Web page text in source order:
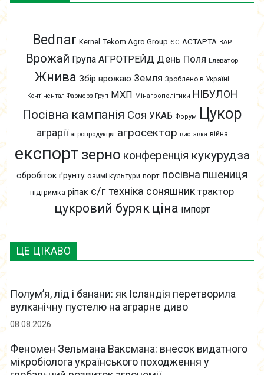
ЦЕ ЦІКАВО
Полум’я, лід і банани: як Ісландія перетворила
вулканічну пустелю на аграрне диво
08.08.2026
Феномен Зельмана Ваксмана: внесок видатного
мікробіолога українського походження у
Bednar Kernel Tekom Agro Group ЄС АСТАРТА ВАР
Врожай Група АГРОТРЕЙД День Поля Елеватор
Жнива Збір врожаю Земля Зроблено в Україні
Контінентал Фармерз Груп МХП Мінагрополітики НІБУЛОН
Посівна кампанія Соя УКАБ Форум Цукор
аграрії агропродукція агросектор виставка війна
експорт зерно конференція кукурудза
обробіток ґрунту озимі культури порт посівна пшениця
підтримка ріпак с/г техніка соняшник трактор
цукровий буряк ціна імпорт